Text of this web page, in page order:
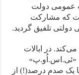
دولت
که مشارکت
تلفیق گردید.
در ایالات
یک صدم درصد(!) از